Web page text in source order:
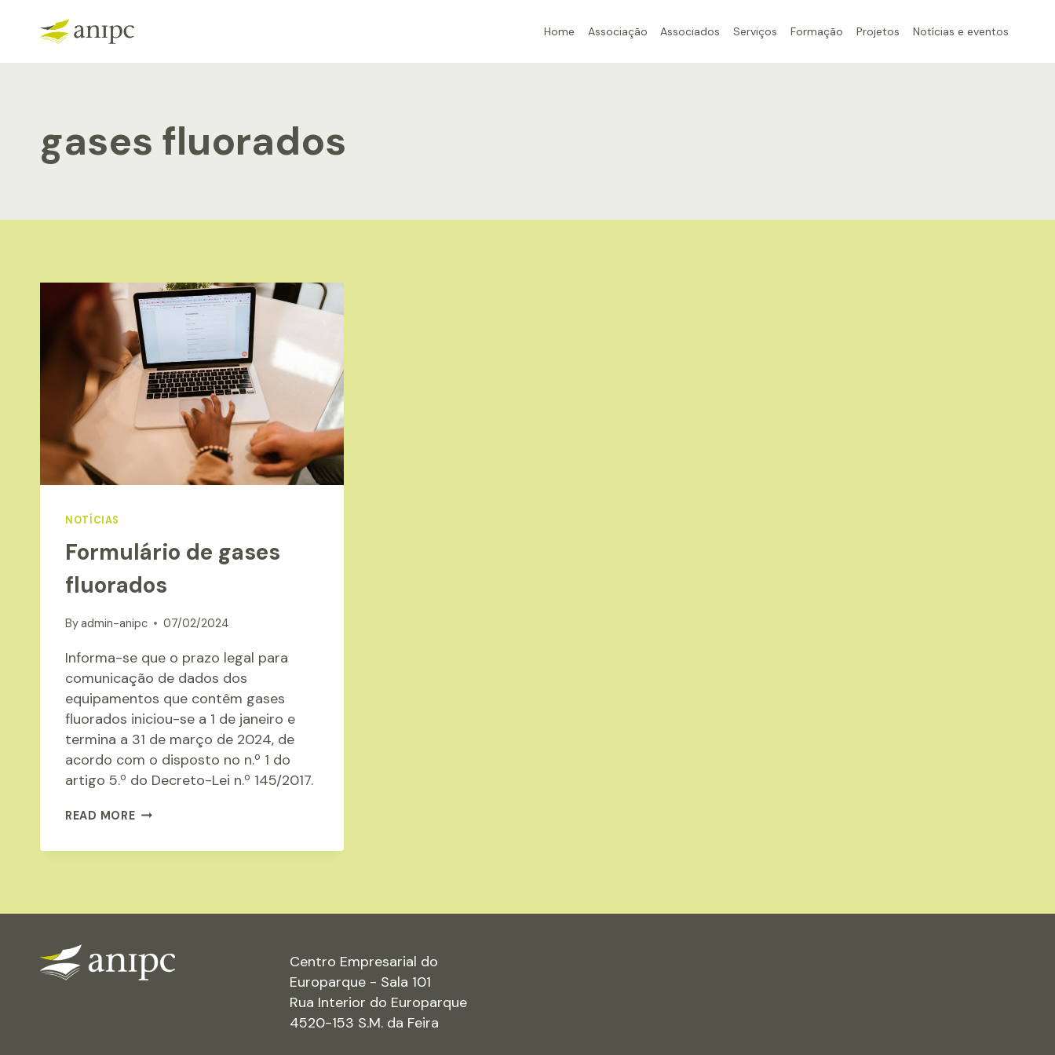
Home Associação Associados Serviços Formação Projetos Notícias e eventos
gases fluorados
NOTÍCIAS
Formulário de gases
fluorados
Byadmin-anipc 07/02/2024
Informa-se que o prazo legal para
comunicação de dados dos
equipamentos que contêm gases
fluorados iniciou-se a 1 de janeiro e
termina a 31 de março de 2024, de
acordo com o disposto no n.º 1 do
artigo 5.º do Decreto-Lei n.º 145/2017.
READ MOREFORMULÁRIO
GASES
Centro Empresarial do
Europarque - Sala 101
Rua Interior do Europarque
4520-153 S.M. da Feira